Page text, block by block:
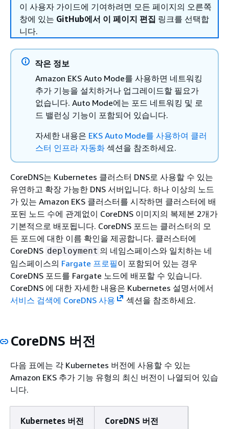
이 사용자 가이드에 기여하려면 모든 페이지의 오른쪽
창에 있는 GitHub에서 이 페이지 편집 링크를 선택합
니다.
작은 정보
Amazon EKS Auto Mode를 사용하면 네트워킹
추가 기능을 설치하거나 업그레이드할 필요가
없습니다. Auto Mode에는 포드 네트워킹 및 로
드 밸런싱 기능이 포함되어 있습니다.
자세한 내용은 EKS Auto Mode를 사용하여 클러
스터 인프라 자동화 섹션을 참조하세요.
CoreDNS는 Kubernetes 클러스터 DNS로 사용할 수 있는
유연하고 확장 가능한 DNS 서버입니다. 하나 이상의 노드
가 있는 Amazon EKS 클러스터를 시작하면 클러스터에 배
포된 노드 수에 관계없이 CoreDNS 이미지의 복제본 2개가
기본적으로 배포됩니다. CoreDNS 포드는 클러스터의 모
든 포드에 대한 이름 확인을 제공합니다. 클러스터에
CoreDNS deployment 의 네임스페이스와 일치하는 네
임스페이스의 Fargate 프로필이 포함되어 있는 경우
CoreDNS 포드를 Fargate 노드에 배포할 수 있습니다.
CoreDNS 에 대한 자세한 내용은 Kubernetes 설명서에서
서비스 검색에 CoreDNS 사용
섹션을 참조하세요.
CoreDNS 버전
다음 표에는 각 Kubernetes 버전에 사용할 수 있는
Amazon EKS 추가 기능 유형의 최신 버전이 나열되어 있습
니다.
Kubernetes 버전 CoreDNS 버전